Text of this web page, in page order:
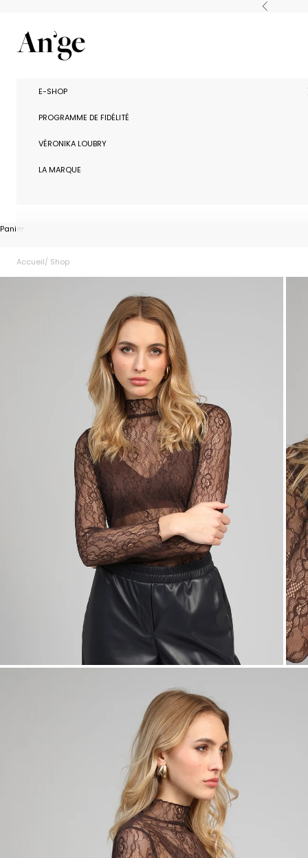
Précédent
Ange Paris
E-SHOP
PROGRAMME DE FIDÉLITÉ
VÉRONIKA LOUBRY
LA MARQUE
Panier
Accueil
Shop